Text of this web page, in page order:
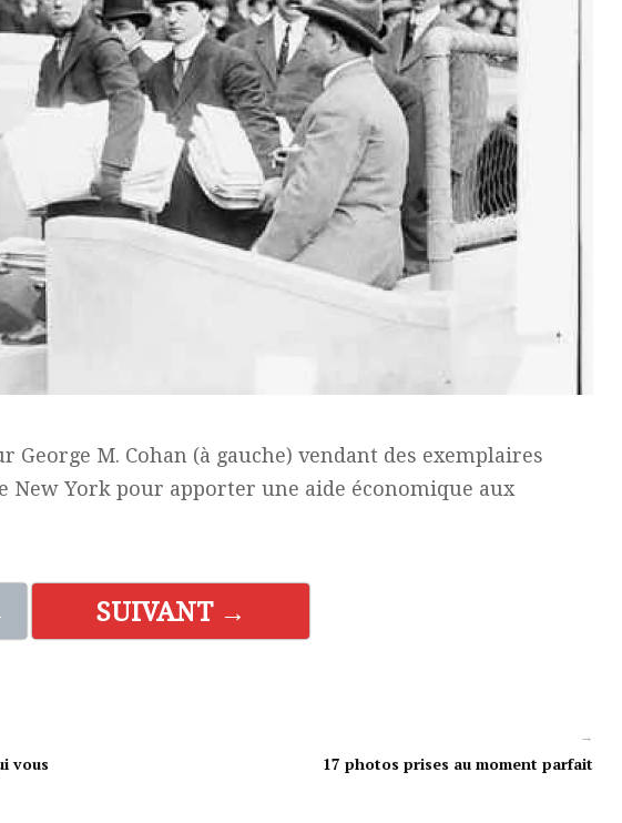
M. Cohan (à gauche) vendant des exemplaires
New York pour apporter une aide économique aux
SUIVANT →
vous
→
17 photos prises au moment parfait